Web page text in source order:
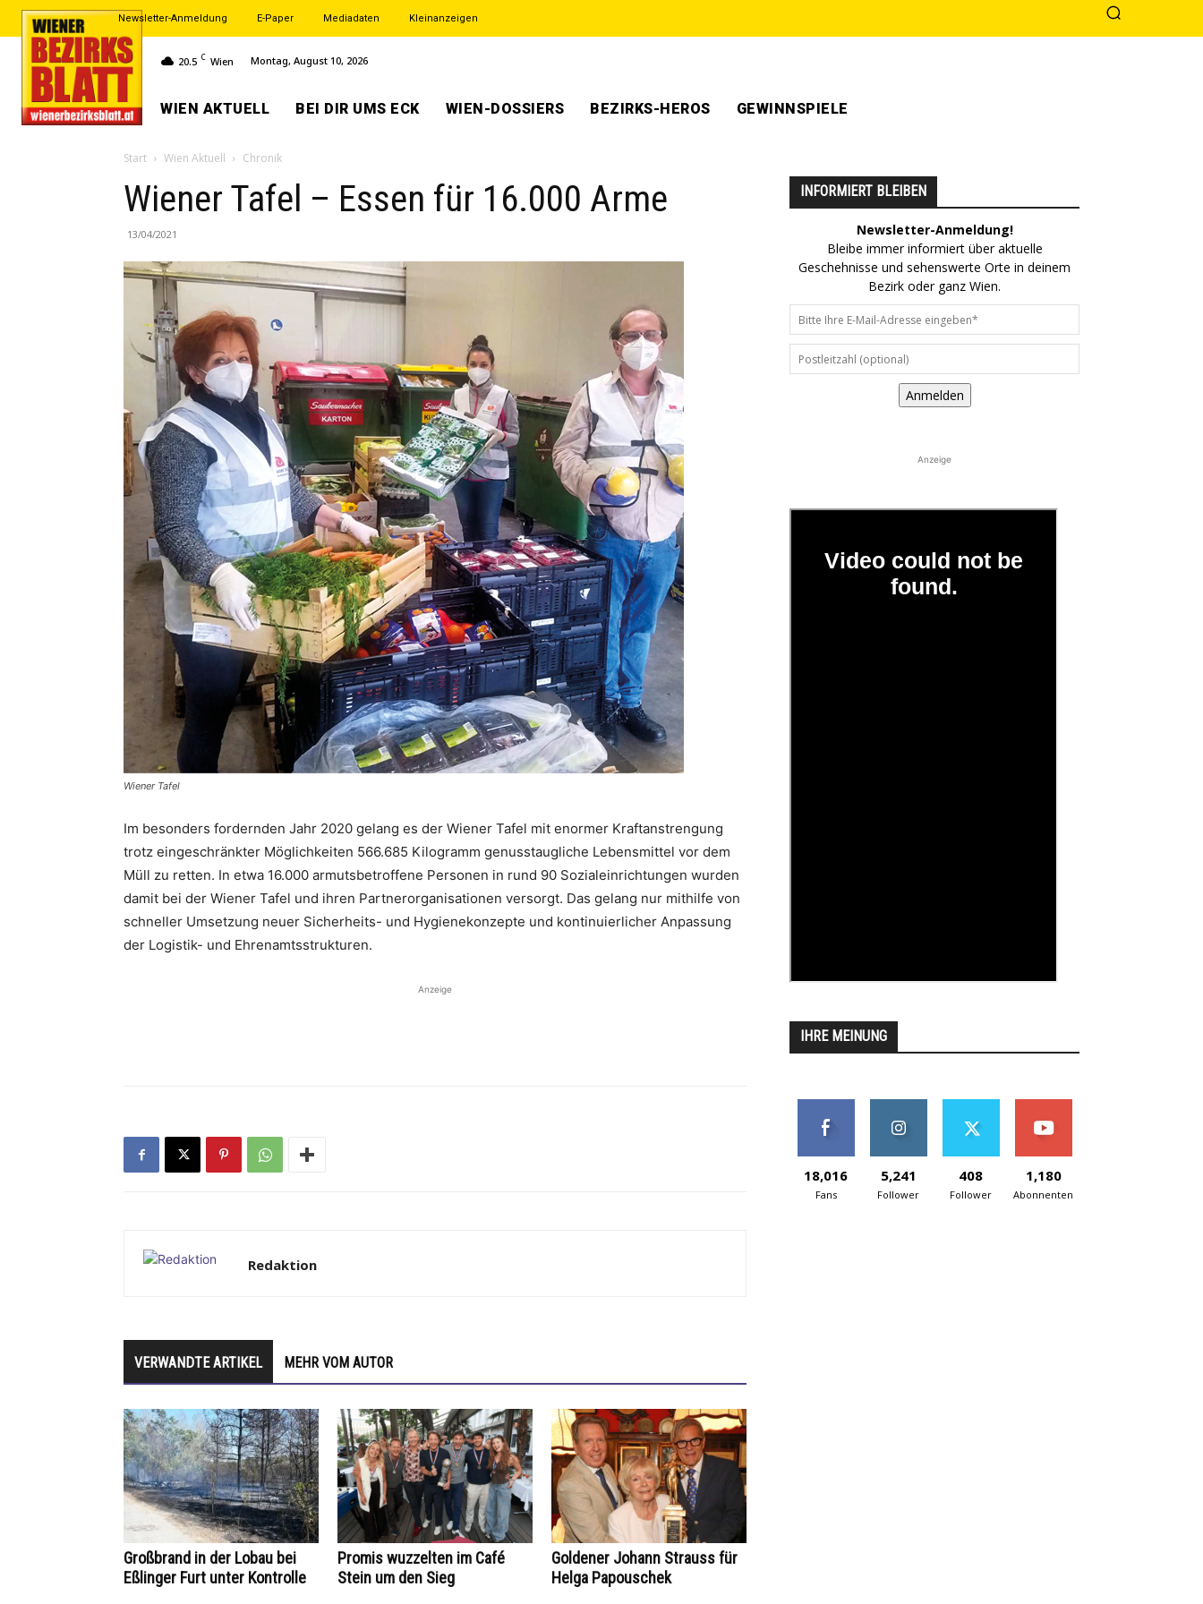
Newsletter-Anmeldung E-Paper Mediadaten Kleinanzeigen
20.5 C Wien Montag, August 10, 2026
WIEN AKTUELL BEI DIR UMS ECK WIEN-DOSSIERS BEZIRKS-HEROS GEWINNSPIELE
Start Wien Aktuell Chronik
Wiener Tafel – Essen für 16.000 Arme
13/04/2021
Wiener Tafel
Im besonders fordernden Jahr 2020 gelang es der Wiener Tafel mit enormer Kraftanstrengung
trotz eingeschränkter Möglichkeiten 566.685 Kilogramm genusstaugliche Lebensmittel vor dem
Müll zu retten. In etwa 16.000 armutsbetroffene Personen in rund 90 Sozialeinrichtungen wurden
damit bei der Wiener Tafel und ihren Partnerorganisationen versorgt. Das ­gelang nur mithilfe von
schneller Umsetzung neuer Sicherheits- und Hygienekonzepte und kontinuierlicher Anpassung
der Logistik- und Ehrenamtsstrukturen.
Anzeige
Redaktion
VERWANDTE ARTIKEL MEHR VOM AUTOR
Großbrand in der Lobau bei
Eßlinger Furt unter Kontrolle
Promis wuzzelten im Café
Stein um den Sieg
Goldener Johann Strauss für
Helga Papouschek
INFORMIERT BLEIBEN
Newsletter-Anmeldung!
Bleibe immer informiert über aktuelle
Geschehnisse und sehenswerte Orte in deinem
Bezirk oder ganz Wien.
Anmelden
Anzeige
IHRE MEINUNG
18,016
Fans
5,241
Follower
408
Follower
1,180
Abonnenten